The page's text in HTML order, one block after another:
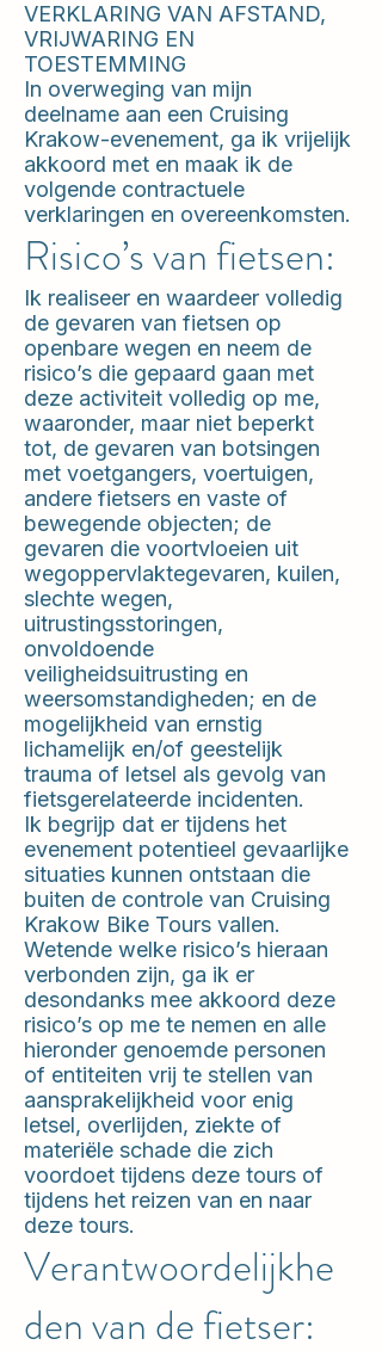
VERKLARING VAN AFSTAND,
VRIJWARING EN
TOESTEMMING
In overweging van mijn
deelname aan een Cruising
Krakow-evenement, ga ik vrijelijk
akkoord met en maak ik de
volgende contractuele
verklaringen en overeenkomsten.
Risico’s van fietsen:
Ik realiseer en waardeer volledig
de gevaren van fietsen op
openbare wegen en neem de
risico’s die gepaard gaan met
deze activiteit volledig op me,
waaronder, maar niet beperkt
tot, de gevaren van botsingen
met voetgangers, voertuigen,
andere fietsers en vaste of
bewegende objecten; de
gevaren die voortvloeien uit
wegoppervlaktegevaren, kuilen,
slechte wegen,
uitrustingsstoringen,
onvoldoende
veiligheidsuitrusting en
weersomstandigheden; en de
mogelijkheid van ernstig
lichamelijk en/of geestelijk
trauma of letsel als gevolg van
fietsgerelateerde incidenten.
Ik begrijp dat er tijdens het
evenement potentieel gevaarlijke
situaties kunnen ontstaan die
buiten de controle van Cruising
Krakow Bike Tours vallen.
Wetende welke risico’s hieraan
verbonden zijn, ga ik er
desondanks mee akkoord deze
risico’s op me te nemen en alle
hieronder genoemde personen
of entiteiten vrij te stellen van
aansprakelijkheid voor enig
letsel, overlijden, ziekte of
materiële schade die zich
voordoet tijdens deze tours of
tijdens het reizen van en naar
deze tours.
Verantwoordelijkhe
den van de fietser: